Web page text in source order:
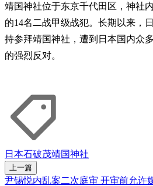
靖国神社位于东京千代田区，神社
的14名二战甲级战犯。长期以来，
持参拜靖国神社，遭到日本国内众
的强烈反对。
日本石破茂靖国神社
上一篇
尹锡悦内乱案二次庭审 开审前允许